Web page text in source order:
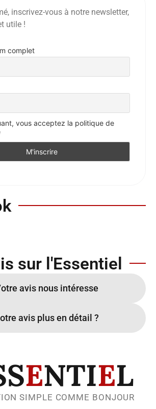
inscrivez-vous à notre newsletter,
utile !
complet
vous acceptez la politique de
sur l'Essentiel
avis nous intéresse
avis plus en détail ?
ENTIEL
SIMPLE COMME BONJOUR